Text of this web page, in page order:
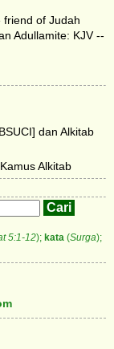
friend of Judah
Adullamite: KJV --
dan Alkitab
Alkitab
5:1-12); kata(Surga);